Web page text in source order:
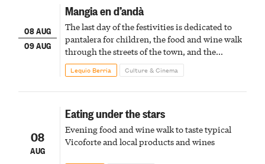
08 AUG
09 AUG
Mangia en d’andà
The last day of the festivities is dedicated to
pantalera for children, the food and wine walk
through the streets of the town, and the
fireworks finale
Lequio Berria Culture & Cinema
08
AUG
Eating under the stars
Evening food and wine walk to taste typical
Vicoforte and local products and wines